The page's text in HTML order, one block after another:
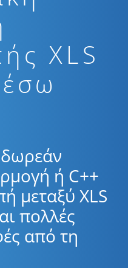
XLS
ή C++
μεταξύ XLS
πολλές
από τη